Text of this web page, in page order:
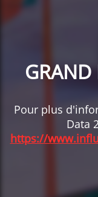
GRAND
Pour plus
Data
https://